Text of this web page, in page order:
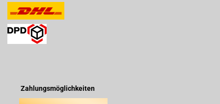
Zahlungsmöglichkeiten